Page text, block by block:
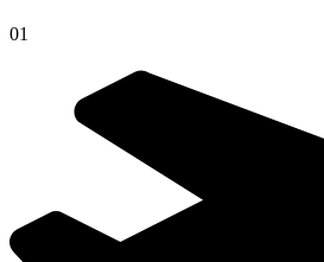
01